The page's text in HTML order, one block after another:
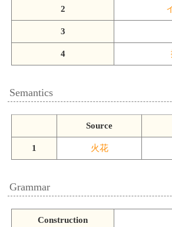
2
3
4
Semantics
Source
1 火花
Grammar
Construction